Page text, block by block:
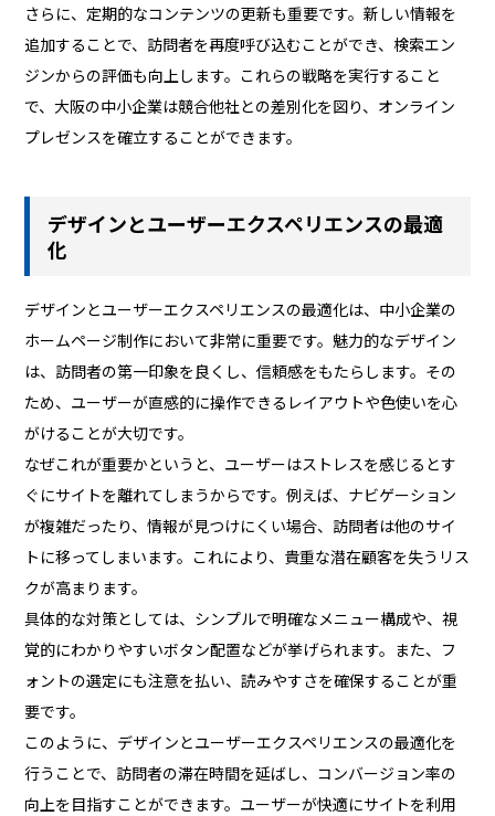
さらに、定期的なコンテンツの更新も重要です。新しい情報を
追加することで、訪問者を再度呼び込むことができ、検索エン
ジンからの評価も向上します。これらの戦略を実行すること
で、大阪の中小企業は競合他社との差別化を図り、オンライン
プレゼンスを確立することができます。
デザインとユーザーエクスペリエンスの最適
化
デザインとユーザーエクスペリエンスの最適化は、中小企業の
ホームページ制作において非常に重要です。魅力的なデザイン
は、訪問者の第一印象を良くし、信頼感をもたらします。その
ため、ユーザーが直感的に操作できるレイアウトや色使いを心
がけることが大切です。
なぜこれが重要かというと、ユーザーはストレスを感じるとす
ぐにサイトを離れてしまうからです。例えば、ナビゲーション
が複雑だったり、情報が見つけにくい場合、訪問者は他のサイ
トに移ってしまいます。これにより、貴重な潜在顧客を失うリス
クが高まります。
具体的な対策としては、シンプルで明確なメニュー構成や、視
覚的にわかりやすいボタン配置などが挙げられます。また、フ
ォントの選定にも注意を払い、読みやすさを確保することが重
要です。
このように、デザインとユーザーエクスペリエンスの最適化を
行うことで、訪問者の滞在時間を延ばし、コンバージョン率の
向上を目指すことができます。ユーザーが快適にサイトを利用